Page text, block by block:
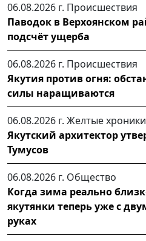
06.08.2026 г. Происшествия
Паводок в Верхоянском
подсчёт ущерба
06.08.2026 г. Происшествия
Якутия против огня:
силы наращиваются
06.08.2026 г. Желтые хроники
Якутский архитектор
Тумусов
06.08.2026 г. Общество
Когда зима реально
якутянки теперь уже с
руках